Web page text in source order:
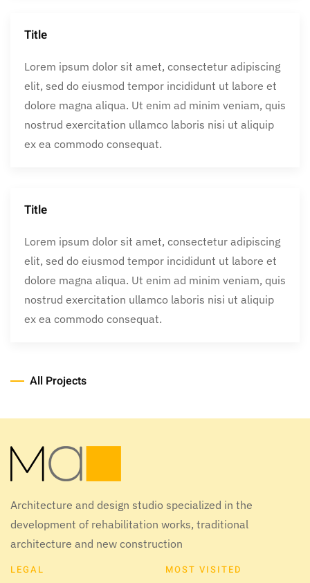
Title
Lorem ipsum dolor sit amet, consectetur adipiscing
elit, sed do eiusmod tempor incididunt ut labore et
dolore magna aliqua. Ut enim ad minim veniam, quis
nostrud exercitation ullamco laboris nisi ut aliquip
ex ea commodo consequat.
Title
Lorem ipsum dolor sit amet, consectetur adipiscing
elit, sed do eiusmod tempor incididunt ut labore et
dolore magna aliqua. Ut enim ad minim veniam, quis
nostrud exercitation ullamco laboris nisi ut aliquip
ex ea commodo consequat.
All Projects
Architecture and design studio specialized in the
development of rehabilitation works, traditional
architecture and new construction
LEGAL MOST VISITED